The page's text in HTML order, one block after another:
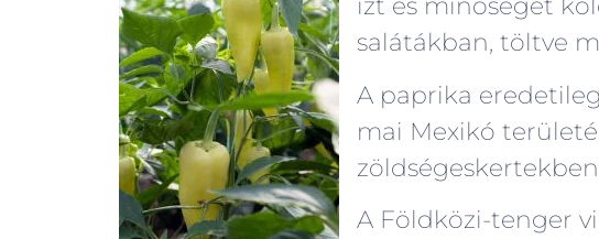
ízt és minőséget
salátákban, töltve
A paprika
mai Mexikó
A Földközi-tenger